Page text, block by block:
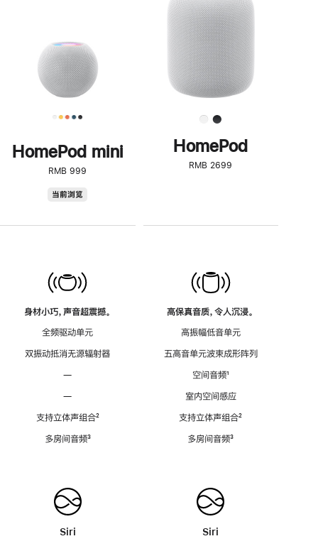
HomePod mini
RMB 999
当前浏览
身材小巧，声音超震撼。
全频驱动单元
双振动抵消无源辐射器
—
—
支持立体声组合脚
²
多房间音频脚
³
Siri
了
解
HomePod<
HomePod
RMB 2699
高保真音质，令人沉浸。
高振幅低音单元
五高音单元波束成形阵列
空间音频脚
¹
室内空间感应
支持立体声组合脚
²
多房间音频脚
³
Siri